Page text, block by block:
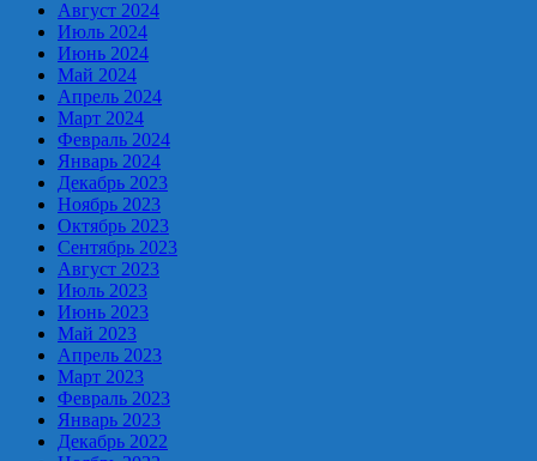
Август 2024
Июль 2024
Июнь 2024
Май 2024
Апрель 2024
Март 2024
Февраль 2024
Январь 2024
Декабрь 2023
Ноябрь 2023
Октябрь 2023
Сентябрь 2023
Август 2023
Июль 2023
Июнь 2023
Май 2023
Апрель 2023
Март 2023
Февраль 2023
Январь 2023
Декабрь 2022